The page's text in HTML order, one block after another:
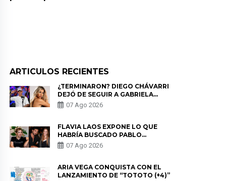
ARTICULOS RECIENTES
¿TERMINARON? DIEGO CHÁVARRI
DEJÓ DE SEGUIR A GABRIELA
HERRERA Y ANUNCIA SU SALIDA
DE PÓDCAST
07 Ago 2026
FLAVIA LAOS EXPONE LO QUE
HABRÍA BUSCADO PABLO
HEREDIA CON ALE FULLER: “UNA
DE LAS PARTES QUERÍA EL
07 Ago 2026
ARIA VEGA CONQUISTA CON EL
LANZAMIENTO DE “TOTOTO (+4)”